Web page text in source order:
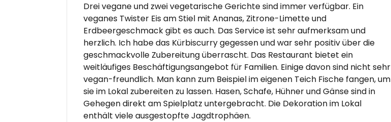
Drei vegane und zwei vegetarische Gerichte sind immer verfügbar. Ein
veganes Twister Eis am Stiel mit Ananas, Zitrone-Limette und
Erdbeergeschmack gibt es auch. Das Service ist sehr aufmerksam und
herzlich. Ich habe das Kürbiscurry gegessen und war sehr positiv über die
geschmackvolle Zubereitung überrascht. Das Restaurant bietet ein
weitläufiges Beschäftigungsangebot für Familien. Einige davon sind nicht sehr
vegan-freundlich. Man kann zum Beispiel im eigenen Teich Fische fangen, um
sie im Lokal zubereiten zu lassen. Hasen, Schafe, Hühner und Gänse sind in
Gehegen direkt am Spielplatz untergebracht. Die Dekoration im Lokal
enthält viele ausgestopfte Jagdtrophäen.